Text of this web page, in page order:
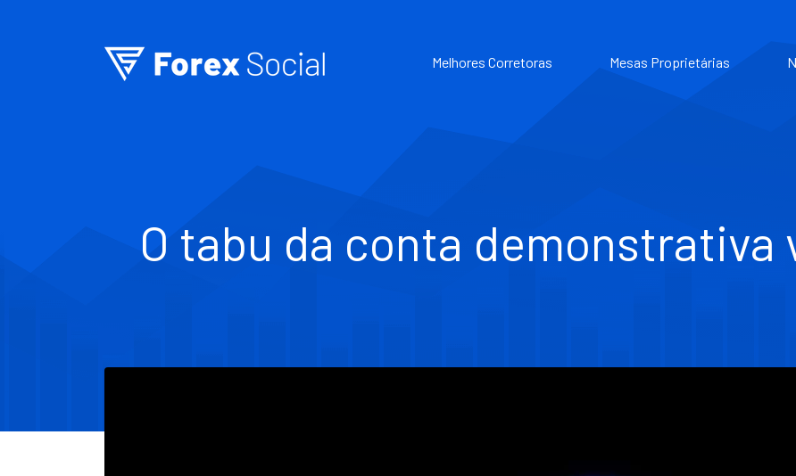
Melhores Corretoras Mesas Proprietárias
O tabu da conta demonstrativa